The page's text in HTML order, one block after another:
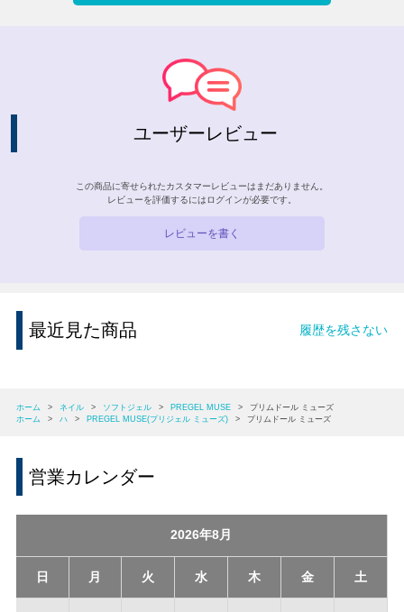
ユーザーレビュー
この商品に寄せられたカスタマーレビューはまだありません。
レビューを評価するには ログインが必要です。
レビューを書く
最近見た商品 履歴を残さない
ホーム > ネイル > ソフトジェル > PREGEL MUSE >
プリムドール ミューズ
ホーム
> ハ > PREGEL MUSE(プリジェル ミューズ) > プリムドール ミューズ
営業カレンダー
2026年8月
日 月 火 水 木 金 土